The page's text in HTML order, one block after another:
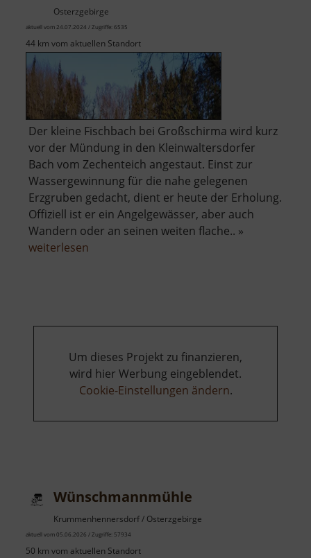
Osterzgebirge
aktuell vom 24.07.2024 / Zugriffe: 6535
44 km vom aktuellen Standort
Der kleine Fischbach bei Großschirma wird kurz
vor der Mündung in den Kleinwaltersdorfer
Bach vom Zechenteich angestaut. Einst zur
Wassergewinnung für die nahe gelegenen
Erzgruben gedacht, dient er heute der Erholung.
Offiziell ist er ein Angelgewässer, aber auch
Wandern oder an seinen weiten flache.. »
weiterlesen
Um dieses Projekt zu finanzieren,
wird hier Werbung eingeblendet.
Cookie-Einstellungen ändern.
Wünschmannmühle
Krummenhennersdorf / Osterzgebirge
aktuell vom 05.06.2026 / Zugriffe: 57934
50 km vom aktuellen Standort